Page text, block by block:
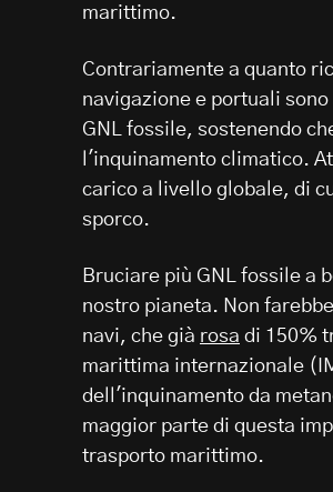
marittimo.
Contrariamente a quanto
navigazione e portuali
GNL fossile, sostenendo
l'inquinamento climatico.
carico a livello globale, di
sporco.
Bruciare più GNL fossile a
nostro pianeta. Non
navi, che già rosa di 150%
marittima internazionale
dell'inquinamento da
maggior parte di questa
trasporto marittimo.